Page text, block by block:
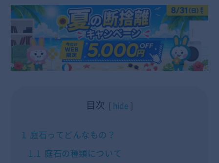
目次 hide
1 庭石ってどんなもの？
1.1 庭石の種類について